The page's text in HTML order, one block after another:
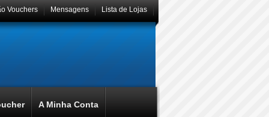
Lista de Lojas
Mensagens
Vouchers
A Minha Conta